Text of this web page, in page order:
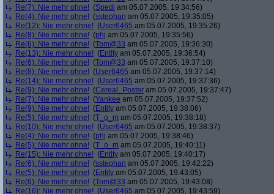
Re(7): Nie mehr ohne! (Spedi am 05.07.2005, 19:34:56)
Re(4): Nie mehr ohne! (sstephan am 05.07.2005, 19:35:05)
Re(12): Nie mehr ohne! (User6465 am 05.07.2005, 19:35:26)
Re(8): Nie mehr ohne! (phj am 05.07.2005, 19:35:56)
Re(6): Nie mehr ohne! (Tom@33 am 05.07.2005, 19:36:30)
Re(13): Nie mehr ohne! (Entity am 05.07.2005, 19:36:54)
Re(6): Nie mehr ohne! (Tom@33 am 05.07.2005, 19:37:10)
Re(8): Nie mehr ohne! (User6465 am 05.07.2005, 19:37:14)
Re(14): Nie mehr ohne! (User6465 am 05.07.2005, 19:37:36)
Re(9): Nie mehr ohne! (Cereal_Poster am 05.07.2005, 19:37:47)
Re(7): Nie mehr ohne! (Yankee am 05.07.2005, 19:37:52)
Re(9): Nie mehr ohne! (Entity am 05.07.2005, 19:38:06)
Re(5): Nie mehr ohne! (T_o_m am 05.07.2005, 19:38:18)
Re(10): Nie mehr ohne! (User6465 am 05.07.2005, 19:38:37)
Re(4): Nie mehr ohne! (phj am 05.07.2005, 19:38:46)
Re(5): Nie mehr ohne! (T_o_m am 05.07.2005, 19:40:11)
Re(15): Nie mehr ohne! (Entity am 05.07.2005, 19:40:17)
Re(6): Nie mehr ohne! (sstephan am 05.07.2005, 19:42:22)
Re(5): Nie mehr ohne! (Entity am 05.07.2005, 19:43:05)
Re(6): Nie mehr ohne! (Tom@33 am 05.07.2005, 19:43:08)
Re(16): Nie mehr ohne! (User6465 am 05.07.2005, 19:43:59)